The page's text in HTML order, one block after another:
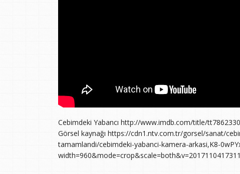
Cebimdeki Yabancı http://www.imdb.com/title/
Görsel kaynağı https://cdn1.ntv.com.tr/gorsel/sanat/
tamamlandi/cebimdeki-yabanci-kamera-arkasi,K8-